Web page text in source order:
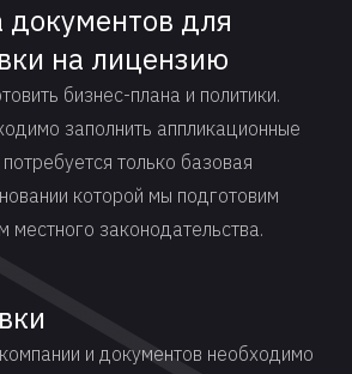
документов для
на лицензию
бизнес-плана и политики.
заполнить аппликационные
только базовая
которой мы подготовим
местного законодательства.
и документов необходимо